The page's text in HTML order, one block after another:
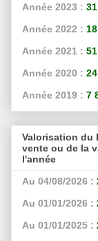
Année 2023 :
Année 2022 :
Année 2021 :
Année 2020 :
Année 2019 : 7
Valorisation du
vente ou de la
l'année
Au 04/08/2026 :
Au 01/01/2026 :
Au 01/01/2025 :